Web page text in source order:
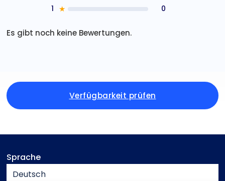
1 ★ 0
Es gibt noch keine Bewertungen.
Verfügbarkeit prüfen
Sprache
Deutsch